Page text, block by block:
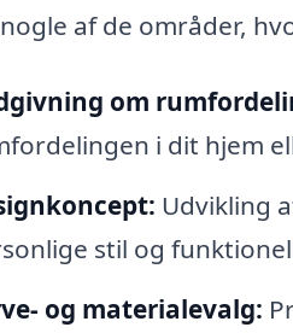
af de områder,
om
i dit hjem
Udvikling
stil og
og materialevalg: